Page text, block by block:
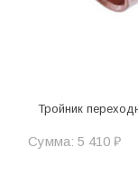
Тройник
Сумма: 5 410 ₽